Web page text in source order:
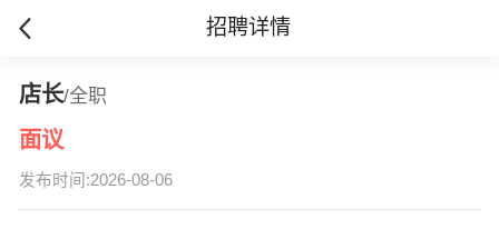
招聘详情
店长/全职
面议
发布时间:2026-08-06